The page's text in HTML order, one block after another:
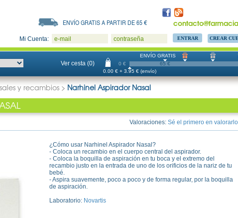
ENVÍO GRATIS A PARTIR DE 65 €
Mi Cuenta: e-mail contraseña CREAR
Ver cesta (0) 0 €
ENVÍO GRATIS
65 €
0.00 € + 3.95 € (envío)
y recambios > Narhinel Aspirador Nasal
Valoraciones: Sé el primero en valorarlo
¿Cómo usar Narhinel Aspirador Nasal?
- Coloca un recambio en el cuerpo central del aspirador.
- Coloca la boquilla de aspiración en tu boca y el extremo del
recambio justo en la entrada de uno de los orificios de la nariz de tu
bebé.
- Aspira suavemente, poco a poco y de forma regular, por la boquilla
de aspiración.
Laboratorio: Novartis